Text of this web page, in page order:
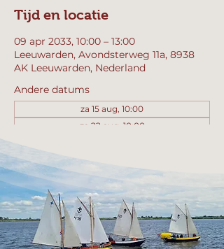
Tijd en locatie
09 apr 2033, 10:00 – 13:00
Leeuwarden, Avondsterweg 11a, 8938
AK Leeuwarden, Nederland
Andere datums
za 15 aug, 10:00
za 22 aug, 10:00
Bekijk alle 357 datums
Meld mij aan!